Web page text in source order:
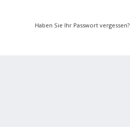
Haben Sie Ihr Passwort vergessen?